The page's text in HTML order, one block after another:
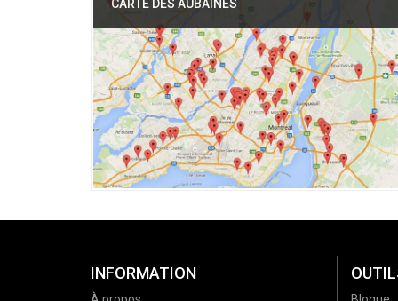
CARTE DES AUBAINES
INFORMATION